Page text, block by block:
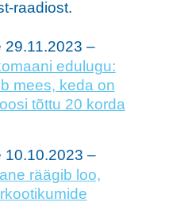
raadiost.
29.11.2023 –
edulugu:
mees, keda on
tõttu 20 korda
10.10.2023 –
räägib loo,